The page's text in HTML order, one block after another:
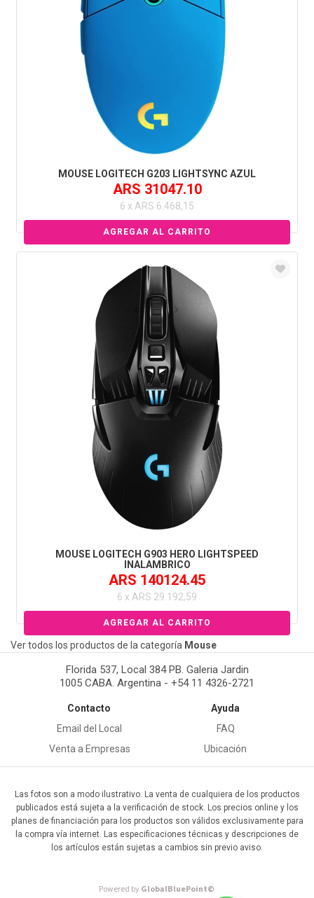
MOUSE LOGITECH G203 LIGHTSYNC AZUL
ARS 31047.10
6 x ARS 6.468,15
MOUSE LOGITECH G903 HERO LIGHTSPEED
INALAMBRICO
ARS 140124.45
6 x ARS 29.192,59
Ver todos los productos de la categoría Mouse
Florida 537, Local 384 PB. Galeria Jardin
1005 CABA. Argentina - +54 11 4326-2721
Contacto
Email del Local
Venta a Empresas
Ayuda
FAQ
Ubicación
Las fotos son a modo ilustrativo. La venta de cualquiera de los productos
publicados está sujeta a la verificación de stock. Los precios online y los
planes de financiación para los productos son válidos exclusivamente para
la compra vía internet. Las especificaciones técnicas y descripciones de
los artículos están sujetas a cambios sin previo aviso.
Powered byGlobalBluePoint©